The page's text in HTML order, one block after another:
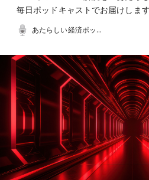
毎日ポッドキャストでお届けしま
あたらしい経済ポッドキャスト